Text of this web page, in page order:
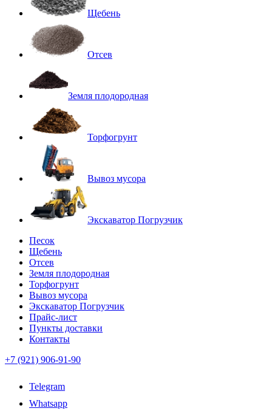
Щебень
Отсев
Земля плодородная
Торфогрунт
Вывоз мусора
Экскаватор Погрузчик
Песок
Щебень
Отсев
Земля плодородная
Торфогрунт
Вывоз мусора
Экскаватор Погрузчик
Прайс-лист
Пункты доставки
Контакты
+7 (921) 906-91-90
Telegram
Whatsapp